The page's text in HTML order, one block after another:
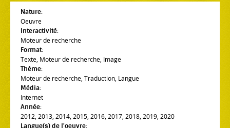
Nature:
Oeuvre
Interactivité:
Moteur de recherche
Format:
Texte Moteur de recherche Image
Thème:
Moteur de recherche Traduction Langue
Média:
Internet
Année:
2012 2013 2014 2015 2016 2017 2018 2019 2020
Langue(s) de l'oeuvre: